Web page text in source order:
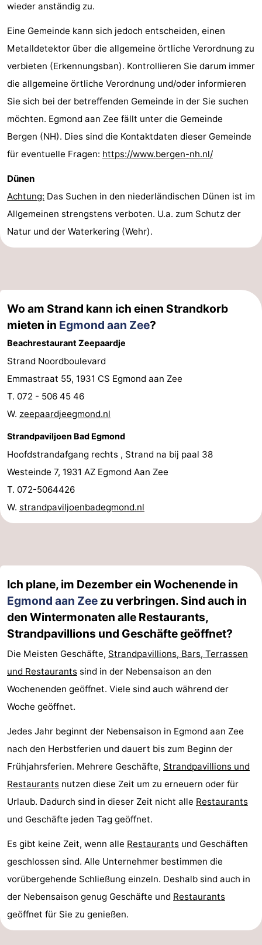
wieder anständig zu.
Eine Gemeinde kann sich jedoch entscheiden, einen
Metalldetektor über die allgemeine örtliche Verordnung zu
verbieten (Erkennungsban). Kontrollieren Sie darum immer
die allgemeine örtliche Verordnung und/oder informieren
Sie sich bei der betreffenden Gemeinde in der Sie suchen
möchten. Egmond aan Zee fällt unter die Gemeinde
Bergen (NH). Dies sind die Kontaktdaten dieser Gemeinde
für eventuelle Fragen: https://www.bergen-nh.nl/
Dünen
Achtung: Das Suchen in den niederländischen Dünen ist im
Allgemeinen strengstens verboten. U.a. zum Schutz der
Natur und der Waterkering (Wehr).
Wo am Strand kann ich einen Strandkorb
mieten in Egmond aan Zee?
Beachrestaurant Zeepaardje
Strand Noordboulevard
Emmastraat 55, 1931 CS Egmond aan Zee
T. 072 - 506 45 46
W. zeepaardjeegmond.nl
Strandpaviljoen Bad Egmond
Hoofdstrandafgang rechts , Strand na bij paal 38
Westeinde 7, 1931 AZ Egmond Aan Zee
T. 072-5064426
W. strandpaviljoenbadegmond.nl
Ich plane, im Dezember ein Wochenende in
Egmond aan Zee zu verbringen. Sind auch in
den Wintermonaten alle Restaurants,
Strandpavillions und Geschäfte geöffnet?
Die Meisten Geschäfte, Strandpavillions, Bars, Terrassen
und Restaurants sind in der Nebensaison an den
Wochenenden geöffnet. Viele sind auch während der
Woche geöffnet.
Jedes Jahr beginnt der Nebensaison in Egmond aan Zee
nach den Herbstferien und dauert bis zum Beginn der
Frühjahrsferien. Mehrere Geschäfte, Strandpavillions und
Restaurants nutzen diese Zeit um zu erneuern oder für
Urlaub. Dadurch sind in dieser Zeit nicht alle Restaurants
und Geschäfte jeden Tag geöffnet.
Es gibt keine Zeit, wenn alle Restaurants und Geschäften
geschlossen sind. Alle Unternehmer bestimmen die
vorübergehende Schließung einzeln. Deshalb sind auch in
der Nebensaison genug Geschäfte und Restaurants
geöffnet für Sie zu genießen.